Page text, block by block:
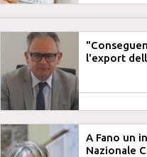
l'export
A Fano un
Nazionale